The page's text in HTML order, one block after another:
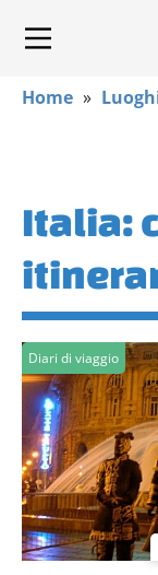
Home »
Italia:
Diari di viaggio